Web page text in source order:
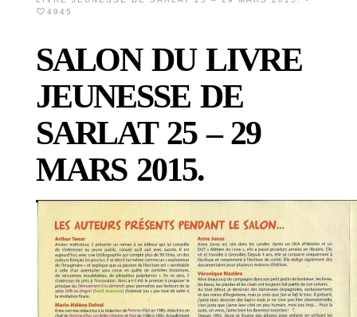
4945
SALON DU LIVRE
JEUNESSE DE
SARLAT 25 – 29
MARS 2015.